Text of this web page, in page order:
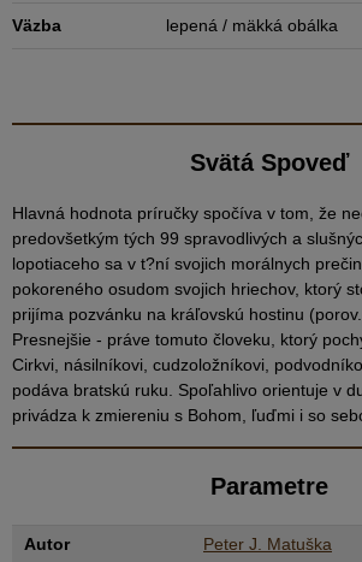
Väzba lepená / mäkká obálka
Svätá Spoveď
Hlavná hodnota príručky spočíva v tom, že
predovšetkým tých 99 spravodlivých a
lopotiaceho sa v t?ní svojich morálnych
pokoreného osudom svojich hriechov, ktorý
prijíma pozvánku na kráľovskú hostinu
Presnejšie - práve tomuto človeku, ktorý
Cirkvi, násilníkovi, cudzoložníkovi,
podáva bratskú ruku. Spoľahlivo orientuje v
privádza k zmiereniu s Bohom, ľuďmi i so
Parametre
Autor
Peter J. Matuška